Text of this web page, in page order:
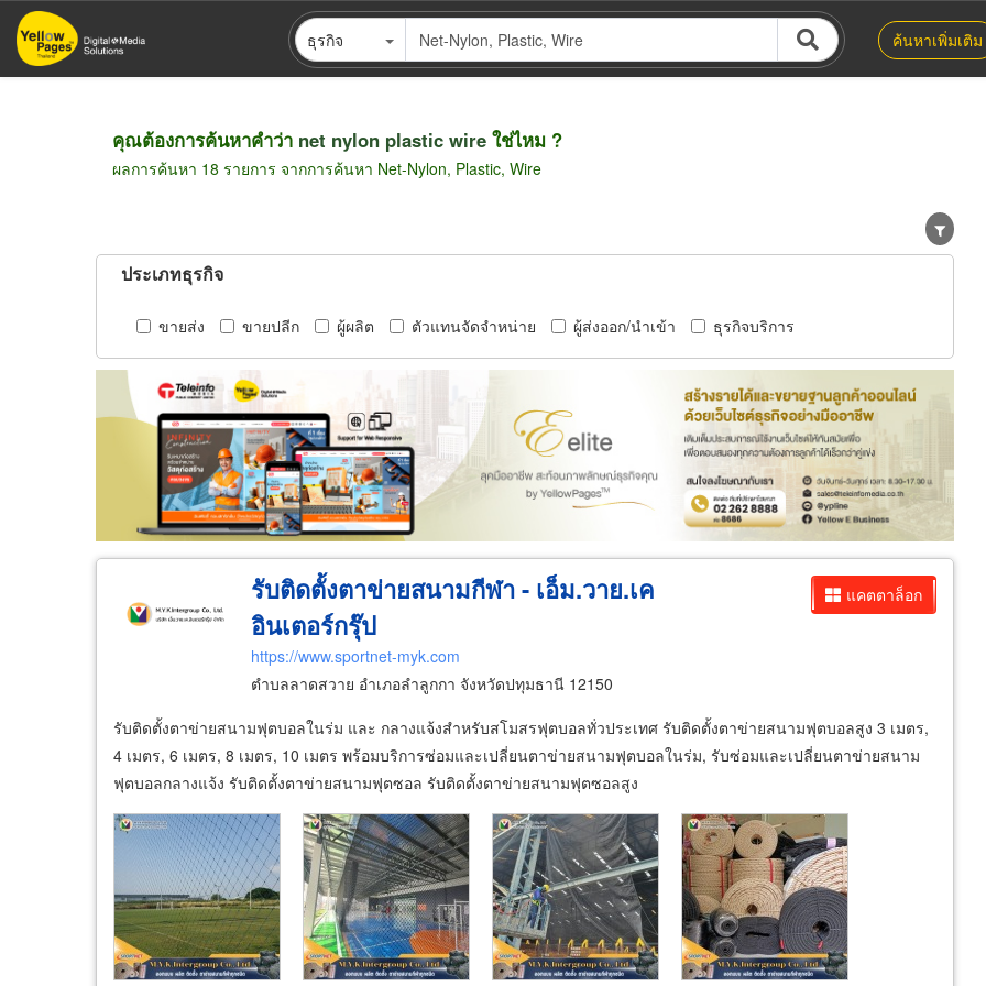
ข้าม
ไป
ธุรกิจ ค้นหาเพิ่มเติม
คุณต้องการค้นหาคำว่า net nylon plastic wire ใช่ไหม ?
ผลการค้นหา 18 รายการ จากการค้นหา Net-Nylon, Plastic, Wire
ประเภทธุรกิจ
ขายส่ง ขายปลีก ผู้ผลิต ตัวแทนจัดจำหน่าย ผู้ส่งออก/นำเข้า ธุรกิจบริการ
แคตตาล็อก
รับติดตั้งตาข่ายสนามกีฬา - เอ็ม.วาย.เค
อินเตอร์กรุ๊ป
https://www.sportnet-myk.com
ตำบลลาดสวาย อำเภอลำลูกกา จังหวัดปทุมธานี 12150
รับติดตั้งตาข่ายสนามฟุตบอลในร่ม และ กลางแจ้งสำหรับสโมสรฟุตบอลทั่วประเทศ รับติดตั้งตาข่ายสนามฟุตบอลสูง 3 เมตร,
4 เมตร, 6 เมตร, 8 เมตร, 10 เมตร พร้อมบริการซ่อมและเปลี่ยนตาข่ายสนามฟุตบอลในร่ม, รับซ่อมและเปลี่ยนตาข่ายสนาม
ฟุตบอลกลางแจ้ง รับติดตั้งตาข่ายสนามฟุตซอล รับติดตั้งตาข่ายสนามฟุตซอลสูง